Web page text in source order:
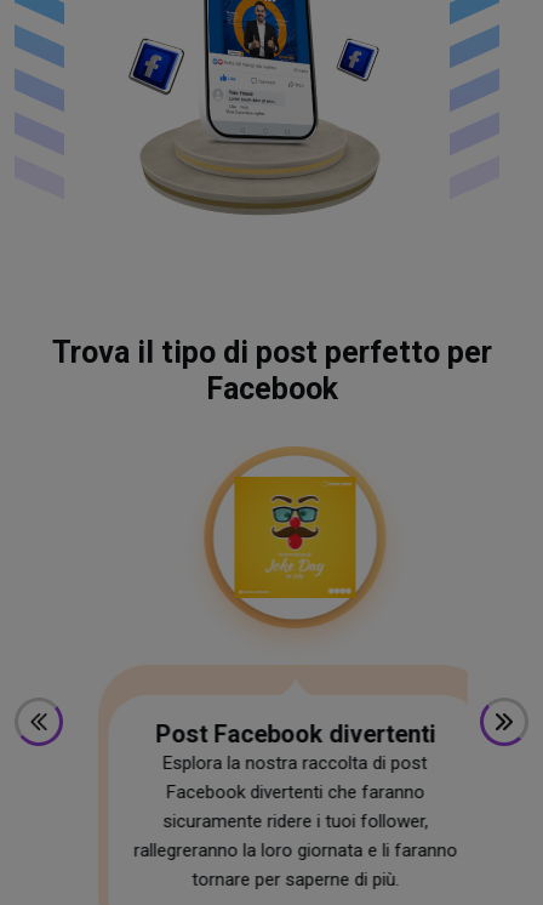
Trova il tipo di post perfetto per
Facebook
Post Facebook divertenti
Esplora la nostra raccolta di post
Facebook divertenti che faranno
sicuramente ridere i tuoi follower,
rallegreranno la loro giornata e li faranno
tornare per saperne di più.